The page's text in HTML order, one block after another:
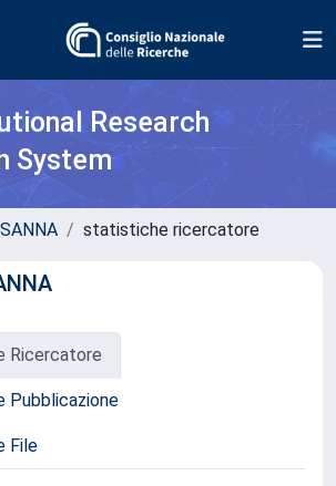
Research
System
statistiche ricercatore
Ricercatore
Pubblicazione
File